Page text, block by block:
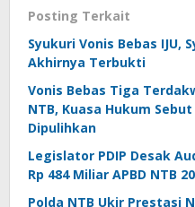
Posting Terkait
Syukuri Vonis Bebas IJU,
Akhirnya Terbukti
Vonis Bebas Tiga
NTB, Kuasa Hukum
Dipulihkan
Legislator PDIP Desak
Rp 484 Miliar APBD NTB
Polda NTB Ukir Prestasi